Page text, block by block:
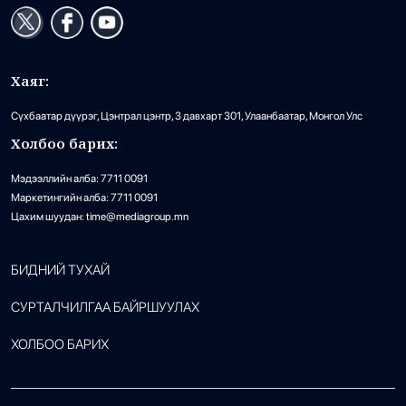
Хаяг:
Сүхбаатар дүүрэг, Цэнтрал цэнтр, 3 давхарт 301, Улаанбаатар, Монгол Улс
Холбоо барих:
Мэдээллийн алба: 7711 0091
Маркетингийн алба: 7711 0091
Цахим шуудан: time@mediagroup.mn
БИДНИЙ ТУХАЙ
СУРТАЛЧИЛГАА БАЙРШУУЛАХ
ХОЛБОО БАРИХ